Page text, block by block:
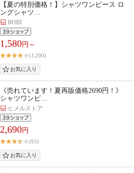
【夏の特別価格！】シャツワンピース ロ
ングシャツ…
BOBI
1,580円～
(1,200)
《売れています！夏再販価格2690円！》
シャツワンピ…
ヒメルストア
2,690円
(93)